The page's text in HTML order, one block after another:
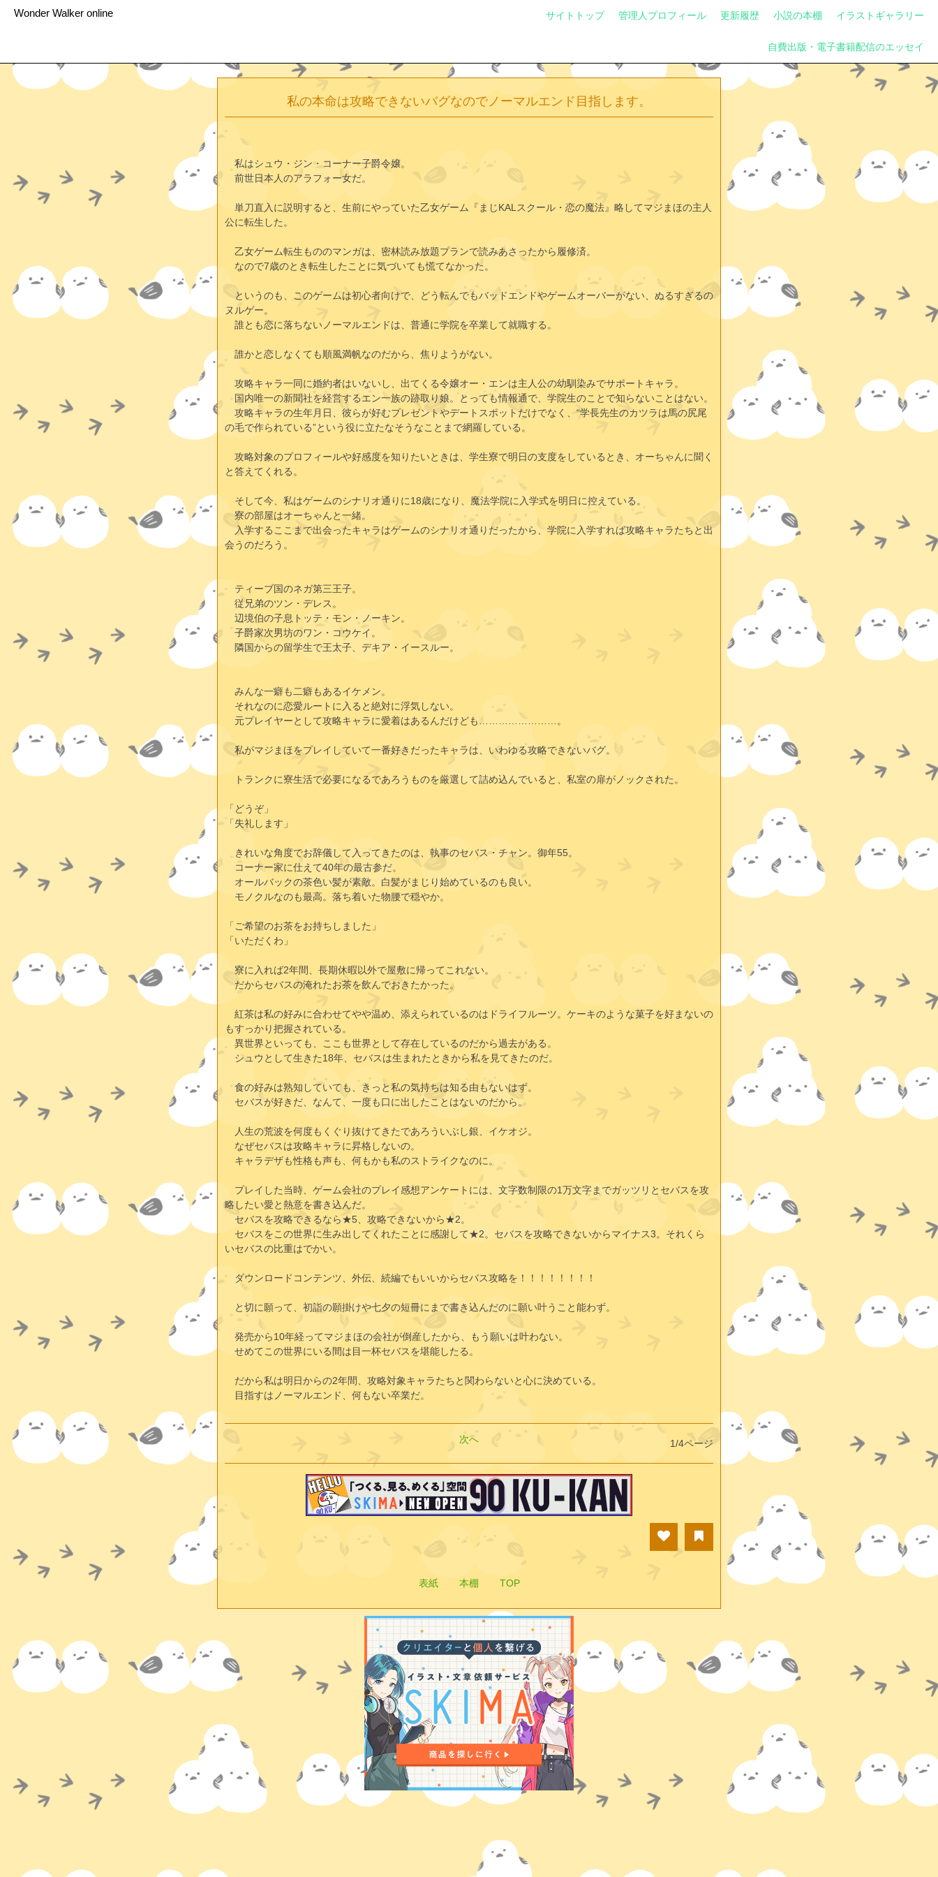
Wonder Walker online サイトトップ 管理人プロフィール 更新履歴 小説の本棚 イラストギャラリー
自費出版・電子書籍配信のエッセイ
私の本命は攻略できないバグなのでノーマルエンド目指します。
私はシュウ・ジン・コーナー子爵令嬢。
前世日本人のアラフォー女だ。
単刀直入に説明すると、生前にやっていた乙女ゲーム『まじKALスクール・恋の魔法』略してマジまほの主人
公に転生した。
乙女ゲーム転生もののマンガは、密林読み放題プランで読みあさったから履修済。
なので7歳のとき転生したことに気づいても慌てなかった。
というのも、このゲームは初心者向けで、どう転んでもバッドエンドやゲームオーバーがない、ぬるすぎるの
ヌルゲー。
誰とも恋に落ちないノーマルエンドは、普通に学院を卒業して就職する。
誰かと恋しなくても順風満帆なのだから、焦りようがない。
攻略キャラ一同に婚約者はいないし、出てくる令嬢オー・エンは主人公の幼馴染みでサポートキャラ。
国内唯一の新聞社を経営するエン一族の跡取り娘。とっても情報通で、学院生のことで知らないことはない。
攻略キャラの生年月日、彼らが好むプレゼントやデートスポットだけでなく、“学長先生のカツラは馬の尻尾
の毛で作られている”という役に立たなそうなことまで網羅している。
攻略対象のプロフィールや好感度を知りたいときは、学生寮で明日の支度をしているとき、オーちゃんに聞く
と答えてくれる。
そして今、私はゲームのシナリオ通りに18歳になり、魔法学院に入学式を明日に控えている。
寮の部屋はオーちゃんと一緒。
入学するここまで出会ったキャラはゲームのシナリオ通りだったから、学院に入学すれば攻略キャラたちと出
会うのだろう。
ティーブ国のネガ第三王子。
従兄弟のツン・デレス。
辺境伯の子息トッテ・モン・ノーキン。
子爵家次男坊のワン・コウケイ。
隣国からの留学生で王太子、デキア・イースルー。
みんな一癖も二癖もあるイケメン。
それなのに恋愛ルートに入ると絶対に浮気しない。
元プレイヤーとして攻略キャラに愛着はあるんだけども……………………。
私がマジまほをプレイしていて一番好きだったキャラは、いわゆる攻略できないバグ。
トランクに寮生活で必要になるであろうものを厳選して詰め込んでいると、私室の扉がノックされた。
「どうぞ」
「失礼します」
きれいな角度でお辞儀して入ってきたのは、執事のセバス・チャン。御年55。
コーナー家に仕えて40年の最古参だ。
オールバックの茶色い髪が素敵。白髪がまじり始めているのも良い。
モノクルなのも最高。落ち着いた物腰で穏やか。
「ご希望のお茶をお持ちしました」
「いただくわ」
寮に入れば2年間、長期休暇以外で屋敷に帰ってこれない。
だからセバスの淹れたお茶を飲んでおきたかった。
紅茶は私の好みに合わせてやや温め、添えられているのはドライフルーツ。ケーキのような菓子を好まないの
もすっかり把握されている。
異世界といっても、ここも世界として存在しているのだから過去がある。
シュウとして生きた18年、セバスは生まれたときから私を見てきたのだ。
食の好みは熟知していても、きっと私の気持ちは知る由もないはず。
セバスが好きだ、なんて、一度も口に出したことはないのだから。
人生の荒波を何度もくぐり抜けてきたであろういぶし銀、イケオジ。
なぜセバスは攻略キャラに昇格しないの。
キャラデザも性格も声も、何もかも私のストライクなのに。
プレイした当時、ゲーム会社のプレイ感想アンケートには、文字数制限の1万文字までガッツリとセバスを攻
略したい愛と熱意を書き込んだ。
セバスを攻略できるなら★5、攻略できないから★2。
セバスをこの世界に生み出してくれたことに感謝して★2。セバスを攻略できないからマイナス3。それくら
いセバスの比重はでかい。
ダウンロードコンテンツ、外伝、続編でもいいからセバス攻略を！！！！！！！！
と切に願って、初詣の願掛けや七夕の短冊にまで書き込んだのに願い叶うこと能わず。
発売から10年経ってマジまほの会社が倒産したから、もう願いは叶わない。
せめてこの世界にいる間は目一杯セバスを堪能したる。
だから私は明日からの2年間、攻略対象キャラたちと関わらないと心に決めている。
目指すはノーマルエンド、何もない卒業だ。
1/4ページ
次へ
表紙 本棚 TOP